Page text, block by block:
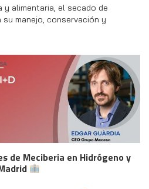
y alimentaria, el secado de
manejo, conservación y
de Meciberia en Hidrógeno y